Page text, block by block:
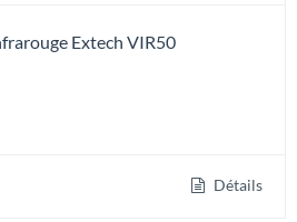
Extech VIR50
Détails